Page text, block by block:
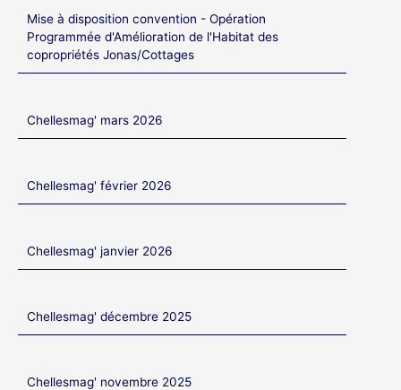
Mise à disposition convention - Opération
Programmée d'Amélioration de l'Habitat des
copropriétés Jonas/Cottages
Chellesmag' mars 2026
Chellesmag' février 2026
Chellesmag' janvier 2026
Chellesmag' décembre 2025
Chellesmag' novembre 2025